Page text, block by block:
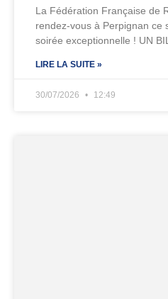
La Fédération Française de
rendez-vous à Perpignan ce
soirée exceptionnelle ! UN
LIRE LA SUITE »
30/07/2026 12:49